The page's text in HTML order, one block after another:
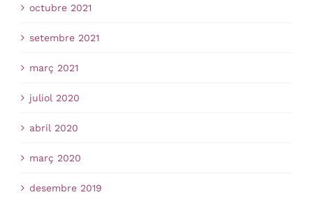
octubre 2021
setembre 2021
març 2021
juliol 2020
abril 2020
març 2020
desembre 2019